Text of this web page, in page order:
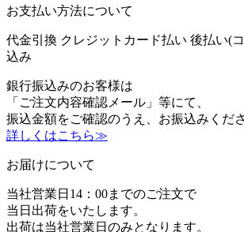
お支払い方法について
代金引換 クレジットカード払い 後払い(
込み
銀行振込みのお客様は
「ご注文内容確認メール」等にて、
振込金額をご確認のうえ、お振込みくださ
詳しくはこちら≫
お届けについて
当社営業日14：00までのご注文で
当日出荷をいたします。
出荷は当社営業日のみとなります。